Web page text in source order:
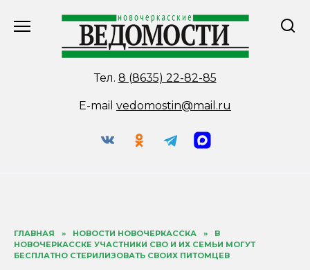
Тел. 8 (8635) 22-82-85
E-mail vedomostin@mail.ru
ГЛАВНАЯ » НОВОСТИ НОВОЧЕРКАССКА »
В
НОВОЧЕРКАССКЕ УЧАСТНИКИ СВО И ИХ СЕМЬИ МОГУТ
БЕСПЛАТНО СТЕРИЛИЗОВАТЬ СВОИХ ПИТОМЦЕВ